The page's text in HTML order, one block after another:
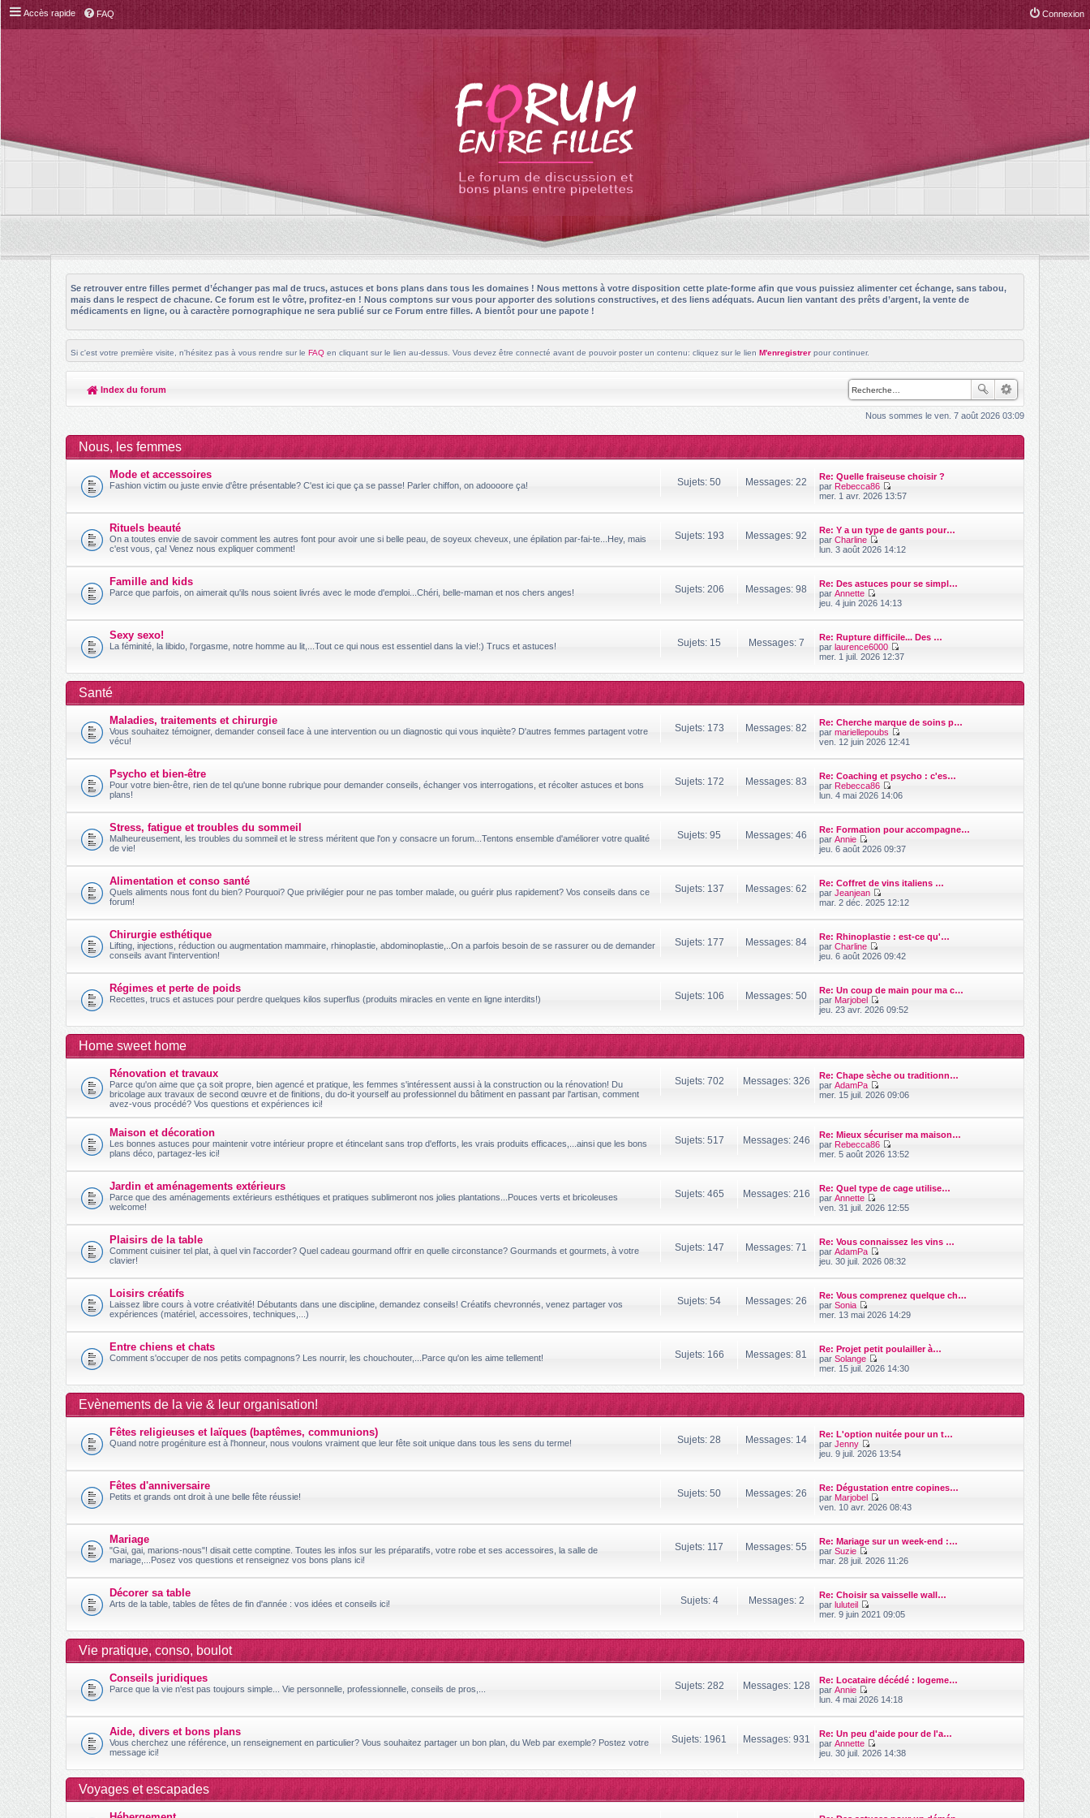
Accès rapide FAQ Connexion
Se retrouver entre filles permet d’échanger pas mal de trucs, astuces et bons plans dans tous les domaines ! Nous mettons à votre disposition cette plate-forme afin que vous puissiez alimenter cet échange, sans tabou,
mais dans le respect de chacune. Ce forum est le vôtre, profitez-en ! Nous comptons sur vous pour apporter des solutions constructives, et des liens adéquats. Aucun lien vantant des prêts d’argent, la vente de
médicaments en ligne, ou à caractère pornographique ne sera publié sur ce Forum entre filles. A bientôt pour une papote !
Si c'est votre première visite, n'hésitez pas à vous rendre sur le FAQ en cliquant sur le lien au-dessus. Vous devez être connecté avant de pouvoir poster un contenu: cliquez sur le lien M'enregistrer pour continuer.
Index du forum
Nous sommes le ven. 7 août 2026 03:09
Nous, les femmes
Mode et accessoires
Fashion victim ou juste envie d'être présentable? C'est ici que ça se passe! Parler chiffon, on adoooore ça! Sujets: 50 Messages: 22
Re: Quelle fraiseuse choisir ?
par Rebecca86
V
i
l
d
n
i
e
m
s
s
a
e
mer. 1 avr. 2026 13:57
Rituels beauté
On a toutes envie de savoir comment les autres font pour avoir une si belle peau, de soyeux cheveux, une épilation par-fai-te...Hey, mais
c'est vous, ça! Venez nous expliquer comment!
Sujets: 193 Messages: 92
Re: Y a un type de gants pour…
par Charline
V
i
l
d
n
i
e
m
e
s
g
e
lun. 3 août 2026 14:12
Famille and kids
Parce que parfois, on aimerait qu'ils nous soient livrés avec le mode d'emploi...Chéri, belle-maman et nos chers anges! Sujets: 206 Messages: 98
Re: Des astuces pour se simpl…
par Annette
V
i
l
e
d
r
e
m
e
s
s
g
e
jeu. 4 juin 2026 14:13
Sexy sexo!
La féminité, la libido, l'orgasme, notre homme au lit,...Tout ce qui nous est essentiel dans la vie!:) Trucs et astuces! Sujets: 15 Messages: 7
Re: Rupture difficile... Des …
par laurence6000
V
i
r
e
e
n
e
m
e
s
s
g
mer. 1 juil. 2026 12:37
Santé
Maladies, traitements et chirurgie
Vous souhaitez témoigner, demander conseil face à une intervention ou un diagnostic qui vous inquiète? D'autres femmes partagent votre
vécu!
Sujets: 173 Messages: 82
Re: Cherche marque de soins p…
par mariellepoubs
V
i
l
d
n
e
m
s
a
ven. 12 juin 2026 12:41
Psycho et bien-être
Pour votre bien-être, rien de tel qu'une bonne rubrique pour demander conseils, échanger vos interrogations, et récolter astuces et bons
plans!
Sujets: 172 Messages: 83
Re: Coaching et psycho : c'es…
par Rebecca86
V
i
l
d
n
e
m
s
a
lun. 4 mai 2026 14:06
Stress, fatigue et troubles du sommeil
Malheureusement, les troubles du sommeil et le stress méritent que l'on y consacre un forum...Tentons ensemble d'améliorer votre qualité
de vie!
Sujets: 95 Messages: 46
Re: Formation pour accompagne…
par Annie
V
i
l
e
d
n
e
m
s
s
a
e
jeu. 6 août 2026 09:37
Alimentation et conso santé
Quels aliments nous font du bien? Pourquoi? Que privilégier pour ne pas tomber malade, ou guérir plus rapidement? Vos conseils dans ce
forum!
Sujets: 137 Messages: 62
Re: Coffret de vins italiens …
par Jeanjean
V
i
l
d
n
e
m
e
s
g
mar. 2 déc. 2025 12:12
Chirurgie esthétique
Lifting, injections, réduction ou augmentation mammaire, rhinoplastie, abdominoplastie,..On a parfois besoin de se rassurer ou de demander
conseils avant l'intervention!
Sujets: 177 Messages: 84
Re: Rhinoplastie : est-ce qu'…
par Charline
V
i
l
d
r
e
r
m
e
s
a
e
jeu. 6 août 2026 09:42
Régimes et perte de poids
Recettes, trucs et astuces pour perdre quelques kilos superflus (produits miracles en vente en ligne interdits!) Sujets: 106 Messages: 50
Re: Un coup de main pour ma c…
par Marjobel
V
i
r
e
e
n
e
m
e
s
a
g
e
jeu. 23 avr. 2026 09:52
Home sweet home
Rénovation et travaux
Parce qu'on aime que ça soit propre, bien agencé et pratique, les femmes s'intéressent aussi à la construction ou la rénovation! Du
bricolage aux travaux de second œuvre et de finitions, du do-it yourself au professionnel du bâtiment en passant par l'artisan, comment
avez-vous procédé? Vos questions et expériences ici!
Sujets: 702 Messages: 326
Re: Chape sèche ou traditionn…
par AdamPa
V
l
e
d
r
i
r
s
a
e
mer. 15 juil. 2026 09:06
Maison et décoration
Les bonnes astuces pour maintenir votre intérieur propre et étincelant sans trop d'efforts, les vrais produits efficaces,...ainsi que les bons
plans déco, partagez-les ici!
Sujets: 517 Messages: 246
Re: Mieux sécuriser ma maison…
par Rebecca86
V
i
d
n
e
m
s
a
mer. 5 août 2026 13:52
Jardin et aménagements extérieurs
Parce que des aménagements extérieurs esthétiques et pratiques sublimeront nos jolies plantations...Pouces verts et bricoleuses
welcome!
Sujets: 465 Messages: 216
Re: Quel type de cage utilise…
par Annette
V
i
l
e
d
n
e
m
s
s
a
e
ven. 31 juil. 2026 12:55
Plaisirs de la table
Comment cuisiner tel plat, à quel vin l'accorder? Quel cadeau gourmand offrir en quelle circonstance? Gourmands et gourmets, à votre
clavier!
Sujets: 147 Messages: 71
Re: Vous connaissez les vins …
par AdamPa
V
i
l
d
n
e
m
e
s
g
jeu. 30 juil. 2026 08:32
Loisirs créatifs
Laissez libre cours à votre créativité! Débutants dans une discipline, demandez conseils! Créatifs chevronnés, venez partager vos
expériences (matériel, accessoires, techniques,...)
Sujets: 54 Messages: 26
Re: Vous comprenez quelque ch…
par Sonia
V
i
l
e
d
r
e
m
e
s
s
g
mer. 13 mai 2026 14:29
Entre chiens et chats
Comment s'occuper de nos petits compagnons? Les nourrir, les chouchouter,...Parce qu'on les aime tellement! Sujets: 166 Messages: 81
Re: Projet petit poulailler à…
par Solange
V
i
r
e
e
n
e
m
e
s
s
g
mer. 15 juil. 2026 14:30
Evènements de la vie & leur organisation!
Fêtes religieuses et laïques (baptêmes, communions)
Quand notre progéniture est à l'honneur, nous voulons vraiment que leur fête soit unique dans tous les sens du terme! Sujets: 28 Messages: 14
Re: L'option nuitée pour un t…
par Jenny
V
i
l
e
d
n
e
m
s
a
e
jeu. 9 juil. 2026 13:54
Fêtes d'anniversaire
Petits et grands ont droit à une belle fête réussie! Sujets: 50 Messages: 26
Re: Dégustation entre copines…
par Marjobel
V
i
l
d
n
e
m
e
s
g
ven. 10 avr. 2026 08:43
Mariage
"Gai, gai, marions-nous"! disait cette comptine. Toutes les infos sur les préparatifs, votre robe et ses accessoires, la salle de
mariage,...Posez vos questions et renseignez vos bons plans ici!
Sujets: 117 Messages: 55
Re: Mariage sur un week-end :…
par Suzie
V
i
e
d
r
e
m
e
s
s
g
e
mar. 28 juil. 2026 11:26
Décorer sa table
Arts de la table, tables de fêtes de fin d'année : vos idées et conseils ici! Sujets: 4 Messages: 2
Re: Choisir sa vaisselle wall…
par luluteil
V
i
r
e
e
n
e
m
e
s
s
a
e
mer. 9 juin 2021 09:05
Vie pratique, conso, boulot
Conseils juridiques
Parce que la vie n'est pas toujours simple... Vie personnelle, professionnelle, conseils de pros,... Sujets: 282 Messages: 128
Re: Locataire décédé : logeme…
par Annie
V
i
e
d
r
e
lun. 4 mai 2026 14:18
Aide, divers et bons plans
Vous cherchez une référence, un renseignement en particulier? Vous souhaitez partager un bon plan, du Web par exemple? Postez votre
message ici!
Sujets: 1961 Messages: 931
Re: Un peu d'aide pour de l'a…
par Annette
V
i
r
e
jeu. 30 juil. 2026 14:38
Voyages et escapades